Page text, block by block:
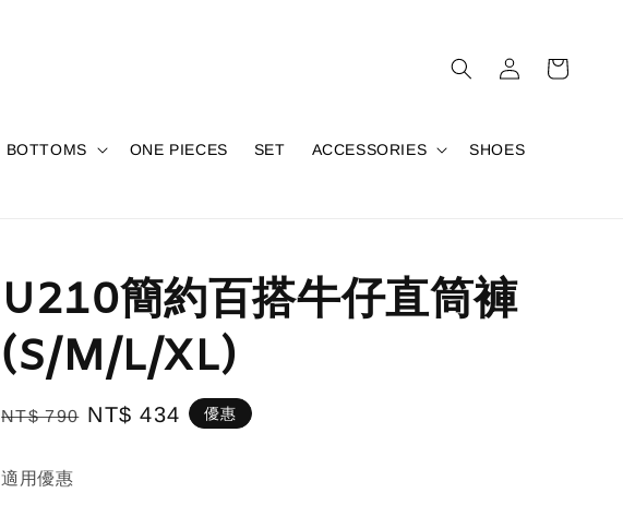
BOTTOMS ONE PIECES SET ACCESSORIES SHOES
U210簡約百搭牛仔直筒褲
(S/M/L/XL)
Regular
NT$ 790 Sale
NT$ 434 優惠
適用優惠